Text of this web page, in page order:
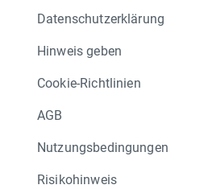
Datenschutzerklärung
Hinweis geben
Cookie-Richtlinien
AGB
Nutzungsbedingungen
Risikohinweis